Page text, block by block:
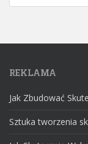
REKLAMA
Jak Zbudować
Sztuka tworzenia